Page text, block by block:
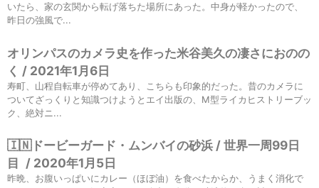
いたら、家の玄関から転げ落ちた場所にあった。中身が軽かったので、
昨日の強風で...
オリンパスのカメラ史を作った米谷美久の凄さにおのの
く / 2021年1月6日
寿町、山程自転車が停めてあり、こちらも印象的だった。昔のカメラに
ついてざっくりと知識つけようとエイ出版の、M型ライカヒストリーブッ
ク、絶対ニ...
🇮🇳ドービーガード・ムンバイの砂浜 / 世界一周99日
目
/ 2020年1月5日
昨晩、お腹いっぱいにカレー（ほぼ油）を食べたからか、うまく消化で